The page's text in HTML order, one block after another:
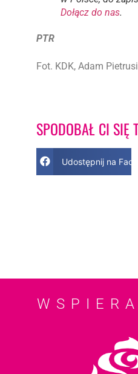
Dołącz do nas.
PTR
Fot. KDK, Adam
SPODOBAŁ CI SIĘ
Udostępnij na